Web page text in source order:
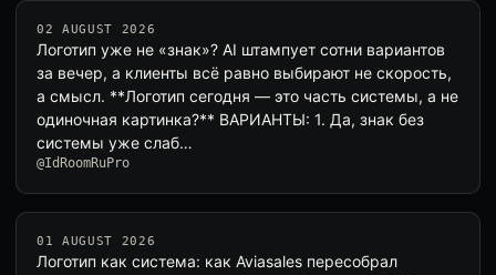
02 AUGUST 2026
Логотип уже не «знак»? AI штампует сотни вариантов
за вечер, а клиенты всё равно выбирают не скорость,
а смысл. **Логотип сегодня — это часть системы, а не
одиночная картинка?** ВАРИАНТЫ: 1. Да, знак без
системы уже слаб…
@IdRoomRuPro
01 AUGUST 2026
Логотип как система: как Aviasales пересобрал